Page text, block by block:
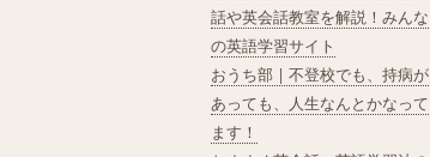
話や英会話教室を解説！みんな
の英語学習サイト
おうち部 | 不登校でも、持病が
あっても、人生なんとかなって
ます！